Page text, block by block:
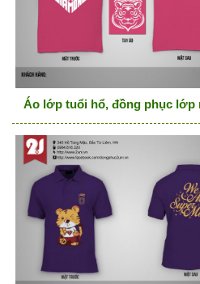
Áo lớp tuổi hổ, đồng phục lớp